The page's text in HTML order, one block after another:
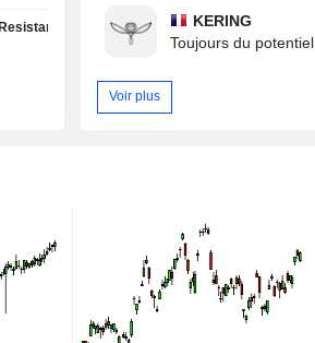
Test
KERING
Toujours du potentiel
Voir plus